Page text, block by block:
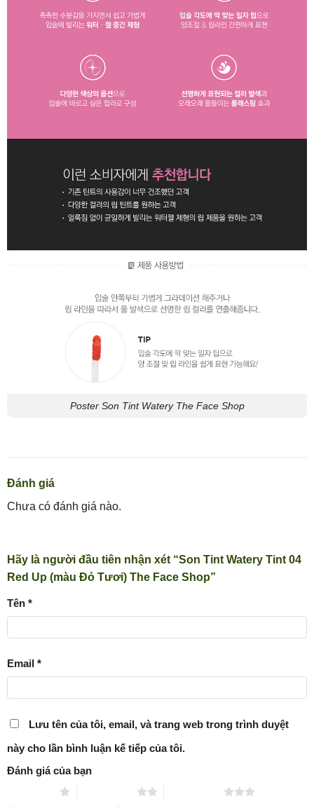
Poster Son Tint Watery The Face Shop
Đánh giá
Chưa có đánh giá nào.
Hãy là người đầu tiên nhận xét “Son Tint Watery Tint 04
Red Up (màu Đỏ Tươi) The Face Shop”
Tên *
Email *
Lưu tên của tôi, email, và trang web trong trình duyệt
này cho lần bình luận kế tiếp của tôi.
Đánh giá của bạn